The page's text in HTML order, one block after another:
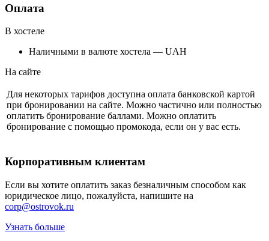
Оплата
В хостеле
Наличными в валюте хостела — UAH
На сайте
Для некоторых тарифов доступна оплата банковской картой
при бронировании на сайте. Можно частично или полностью
оплатить бронирование баллами. Можно оплатить
бронирование с помощью промокода, если он у вас есть.
Корпоративным клиентам
Если вы хотите оплатить заказ безналичным способом как
юридическое лицо, пожалуйста, напишите на
corp@ostrovok.ru
Узнать больше